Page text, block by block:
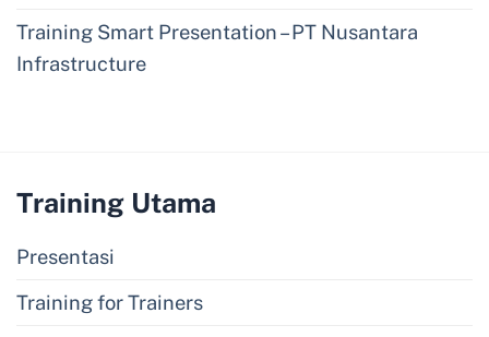
Training Smart Presentation – PT Nusantara
Infrastructure
Training Utama
Presentasi
Training for Trainers